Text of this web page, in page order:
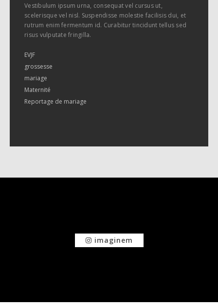
Vestibulum ipsum urna, consequat vel cursus ut,
scelerisque vel nisl. Suspendisse molestie facilisis dui, et
rutrum enim fermentum id. Curabitur tincidunt tellus sed
risus vulputate fringilla.
EVJF
grossesse
mariage
Maternité
Reportage de mariage
imaginem